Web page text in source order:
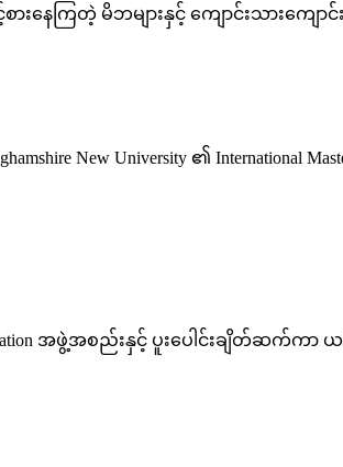
ားနေကြတဲ့ မိဘများနှင့် ကျောင်းသားက
New University ၏ International
အဖွဲ့အစည်းနှင့် ပူးပေါင်းချိတ်ဆက်